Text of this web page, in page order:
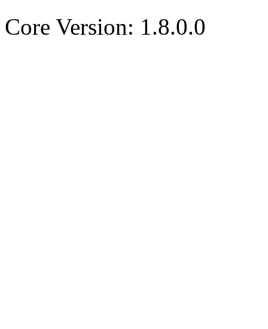
Core Version: 1.8.0.0